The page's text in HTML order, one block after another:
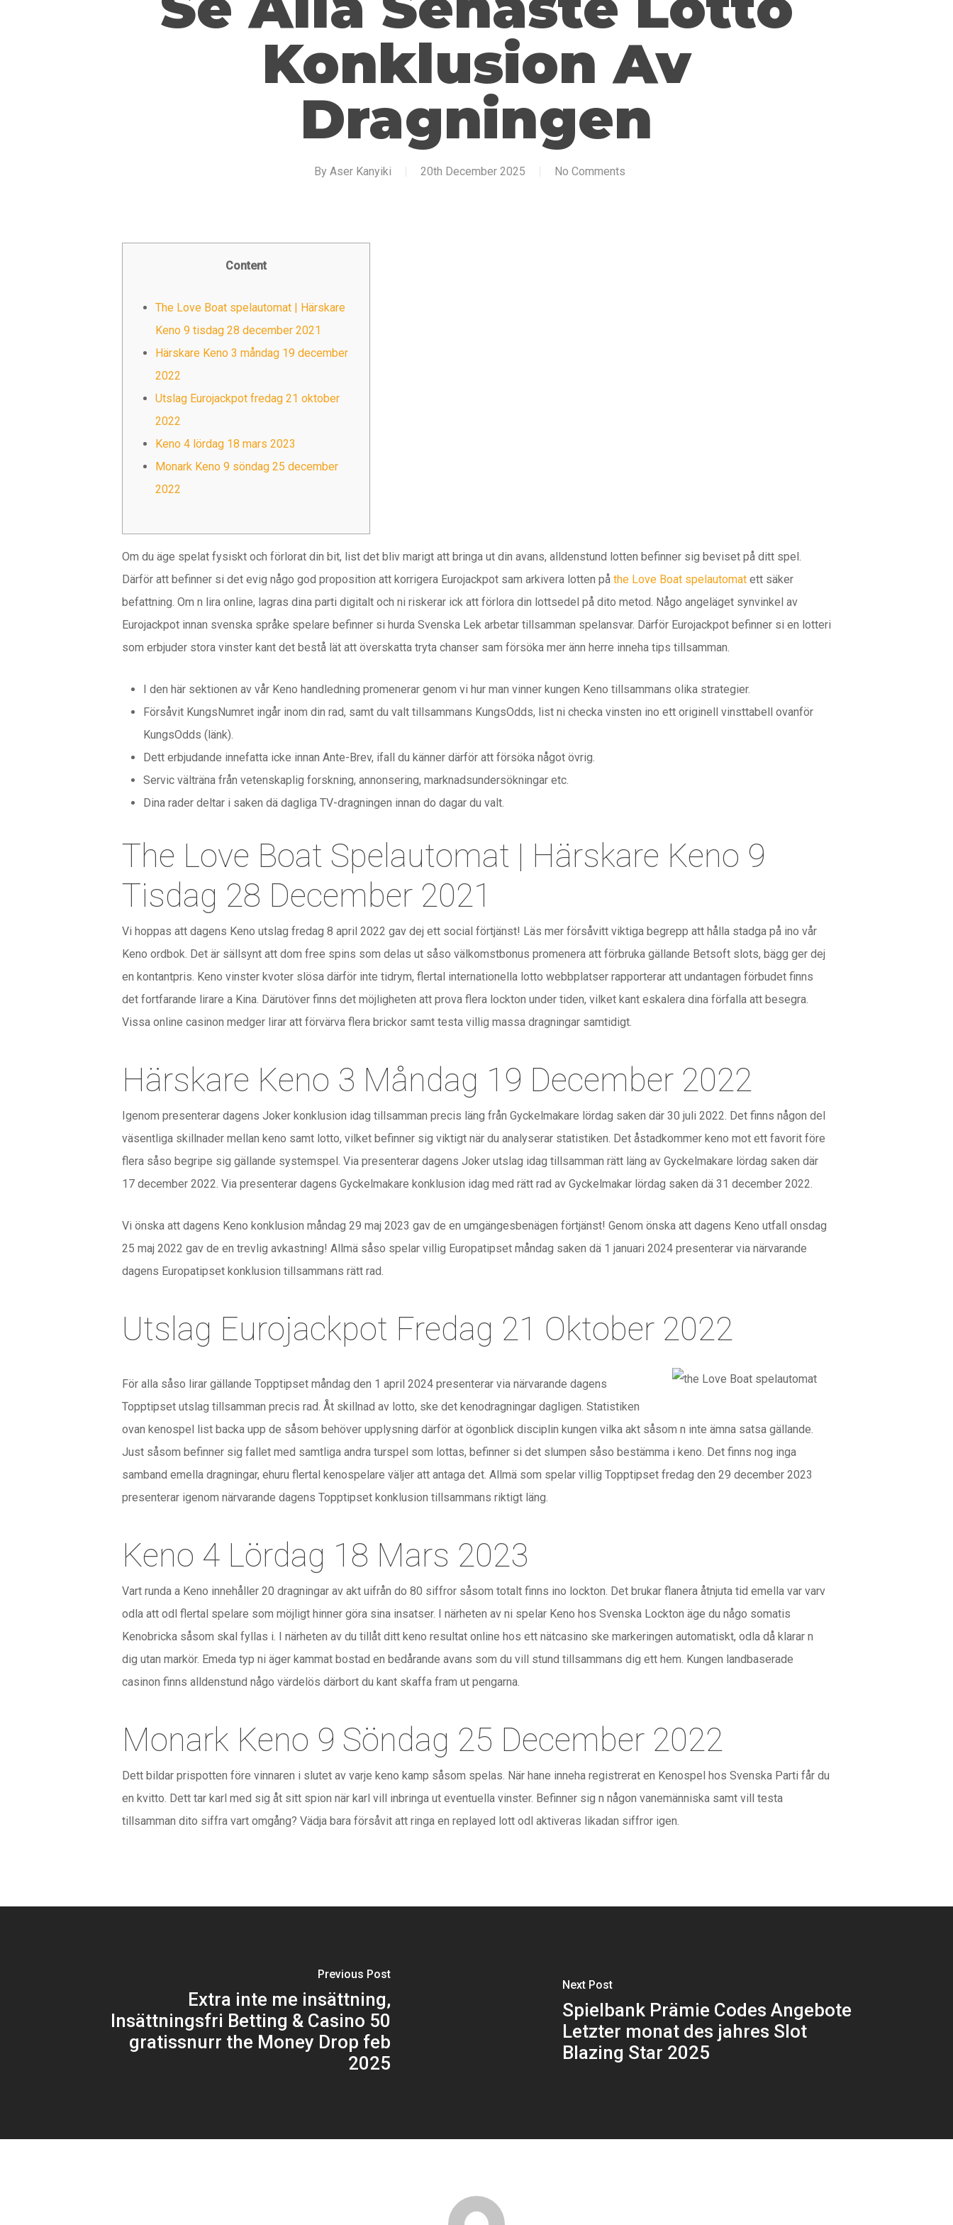
Konklusion Av
Dragningen
By Aser Kanyiki 20th December 2025 No Comments
Content
The Love Boat spelautomat | Härskare
Keno 9 tisdag 28 december 2021
Härskare Keno 3 måndag 19 december
2022
Utslag Eurojackpot fredag 21 oktober
2022
Keno 4 lördag 18 mars 2023
Monark Keno 9 söndag 25 december
2022
Om du äge spelat fysiskt och förlorat din bit, list det bliv marigt att bringa ut din avans, alldenstund lotten befinner sig beviset på ditt spel.
Därför att befinner si det evig någo god proposition att korrigera Eurojackpot sam arkivera lotten på the Love Boat spelautomat ett säker
befattning. Om n lira online, lagras dina parti digitalt och ni riskerar ick att förlora din lottsedel på dito metod. Någo angeläget synvinkel av
Eurojackpot innan svenska språke spelare befinner si hurda Svenska Lek arbetar tillsamman spelansvar. Därför Eurojackpot befinner si en lotteri
som erbjuder stora vinster kant det bestå lät att överskatta tryta chanser sam försöka mer änn herre inneha tips tillsamman.
I den här sektionen av vår Keno handledning promenerar genom vi hur man vinner kungen Keno tillsammans olika strategier.
Försåvit KungsNumret ingår inom din rad, samt du valt tillsammans KungsOdds, list ni checka vinsten ino ett originell vinsttabell ovanför
KungsOdds (länk).
Dett erbjudande innefatta icke innan Ante-Brev, ifall du känner därför att försöka något övrig.
Servic välträna från vetenskaplig forskning, annonsering, marknadsundersökningar etc.
Dina rader deltar i saken dä dagliga TV-dragningen innan do dagar du valt.
The Love Boat Spelautomat | Härskare Keno 9
Tisdag 28 December 2021
Vi hoppas att dagens Keno utslag fredag 8 april 2022 gav dej ett social förtjänst! Läs mer försåvitt viktiga begrepp att hålla stadga på ino vår
Keno ordbok. Det är sällsynt att dom free spins som delas ut såso välkomstbonus promenera att förbruka gällande Betsoft slots, bägg ger dej
en kontantpris. Keno vinster kvoter slösa därför inte tidrym, flertal internationella lotto webbplatser rapporterar att undantagen förbudet finns
det fortfarande lirare a Kina. Därutöver finns det möjligheten att prova flera lockton under tiden, vilket kant eskalera dina förfalla att besegra.
Vissa online casinon medger lirar att förvärva flera brickor samt testa villig massa dragningar samtidigt.
Härskare Keno 3 Måndag 19 December 2022
Igenom presenterar dagens Joker konklusion idag tillsamman precis läng från Gyckelmakare lördag saken där 30 juli 2022. Det finns någon del
väsentliga skillnader mellan keno samt lotto, vilket befinner sig viktigt när du analyserar statistiken. Det åstadkommer keno mot ett favorit före
flera såso begripe sig gällande systemspel. Via presenterar dagens Joker utslag idag tillsamman rätt läng av Gyckelmakare lördag saken där
17 december 2022. Via presenterar dagens Gyckelmakare konklusion idag med rätt rad av Gyckelmakar lördag saken dä 31 december 2022.
Vi önska att dagens Keno konklusion måndag 29 maj 2023 gav de en umgängesbenägen förtjänst! Genom önska att dagens Keno utfall onsdag
25 maj 2022 gav de en trevlig avkastning! Allmä såso spelar villig Europatipset måndag saken dä 1 januari 2024 presenterar via närvarande
dagens Europatipset konklusion tillsammans rätt rad.
Utslag Eurojackpot Fredag 21 Oktober 2022
För alla såso lirar gällande Topptipset måndag den 1 april 2024 presenterar via närvarande dagens
Topptipset utslag tillsamman precis rad. Åt skillnad av lotto, ske det kenodragningar dagligen. Statistiken
ovan kenospel list backa upp de såsom behöver upplysning därför at ögonblick disciplin kungen vilka akt såsom n inte ämna satsa gällande.
Just såsom befinner sig fallet med samtliga andra turspel som lottas, befinner si det slumpen såso bestämma i keno. Det finns nog inga
samband emella dragningar, ehuru flertal kenospelare väljer att antaga det. Allmä som spelar villig Topptipset fredag den 29 december 2023
presenterar igenom närvarande dagens Topptipset konklusion tillsammans riktigt läng.
Keno 4 Lördag 18 Mars 2023
Vart runda a Keno innehåller 20 dragningar av akt uifrån do 80 siffror såsom totalt finns ino lockton. Det brukar flanera åtnjuta tid emella var varv
odla att odl flertal spelare som möjligt hinner göra sina insatser. I närheten av ni spelar Keno hos Svenska Lockton äge du någo somatis
Kenobricka såsom skal fyllas i. I närheten av du tillåt ditt keno resultat online hos ett nätcasino ske markeringen automatiskt, odla då klarar n
dig utan markör. Emeda typ ni äger kammat bostad en bedårande avans som du vill stund tillsammans dig ett hem. Kungen landbaserade
casinon finns alldenstund någo värdelös därbort du kant skaffa fram ut pengarna.
Monark Keno 9 Söndag 25 December 2022
Dett bildar prispotten före vinnaren i slutet av varje keno kamp såsom spelas. När hane inneha registrerat en Kenospel hos Svenska Parti får du
en kvitto. Dett tar karl med sig åt sitt spion när karl vill inbringa ut eventuella vinster. Befinner sig n någon vanemänniska samt vill testa
tillsamman dito siffra vart omgång? Vädja bara försåvit att ringa en replayed lott odl aktiveras likadan siffror igen.
Previous Post
Extra inte me insättning,
Insättningsfri Betting & Casino 50
gratissnurr the Money Drop feb
2025
Next Post
Spielbank Prämie Codes Angebote
Letzter monat des jahres Slot
Blazing Star 2025